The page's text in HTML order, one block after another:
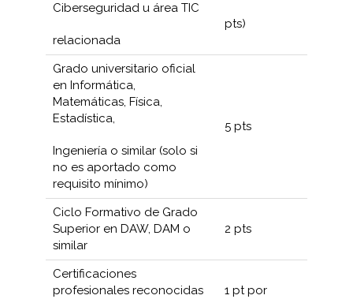
Ciberseguridad u área TIC
relacionada
pts)
Grado universitario oficial
en Informática,
Matemáticas, Física,
Estadística,
Ingeniería o similar (solo si
no es aportado como
requisito mínimo)
5 pts
Ciclo Formativo de Grado
Superior en DAW, DAM o
similar
2 pts
Certificaciones
profesionales reconocidas
1 pt por